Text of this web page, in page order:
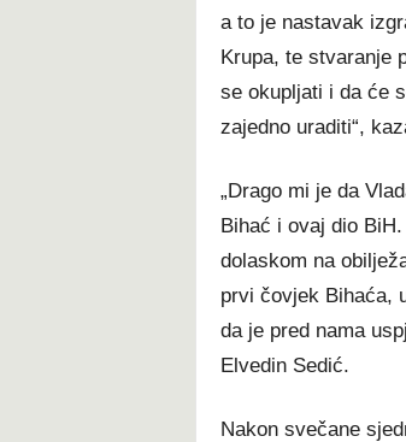
a to je nastavak
Krupa, te stvaranje
se okupljati i da će
zajedno uraditi“,
„Drago mi je da
Bihać i ovaj dio
dolaskom na
prvi čovjek Bihaća,
da je pred nama
Elvedin Sedić.
Nakon svečane